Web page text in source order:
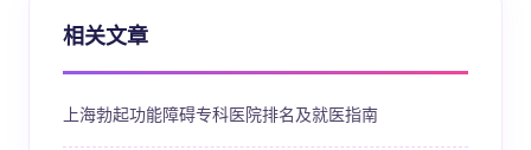
相关文章
上海勃起功能障碍专科医院排名及就医指南